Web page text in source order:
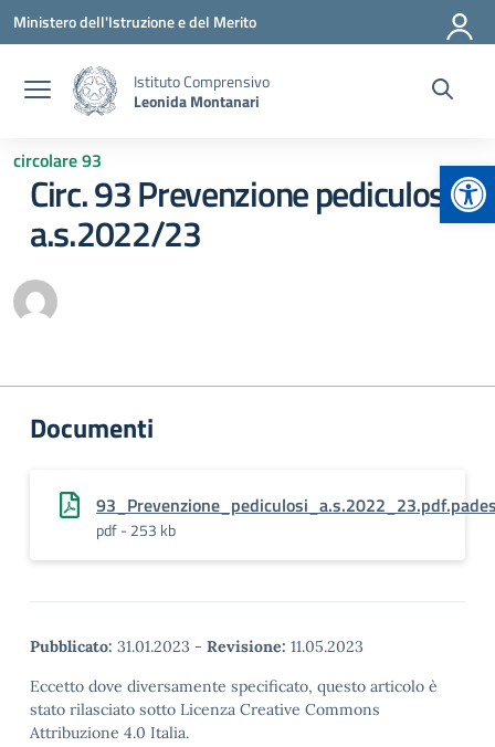
Vai ai contenuti
Vai al menu di navigazione
Vai al footer
Ministero dell'Istruzione e del Merito
Istituto Comprensivo
Leonida Montanari
circolare 93
Circ. 93 Prevenzione pediculosi
a.s.2022/23
Documenti
pdf - 253 kb
Pubblicato: 31.01.2023 - Revisione: 11.05.2023
Eccetto dove diversamente specificato, questo articolo è
stato rilasciato sotto Licenza Creative Commons
Attribuzione 4.0 Italia.